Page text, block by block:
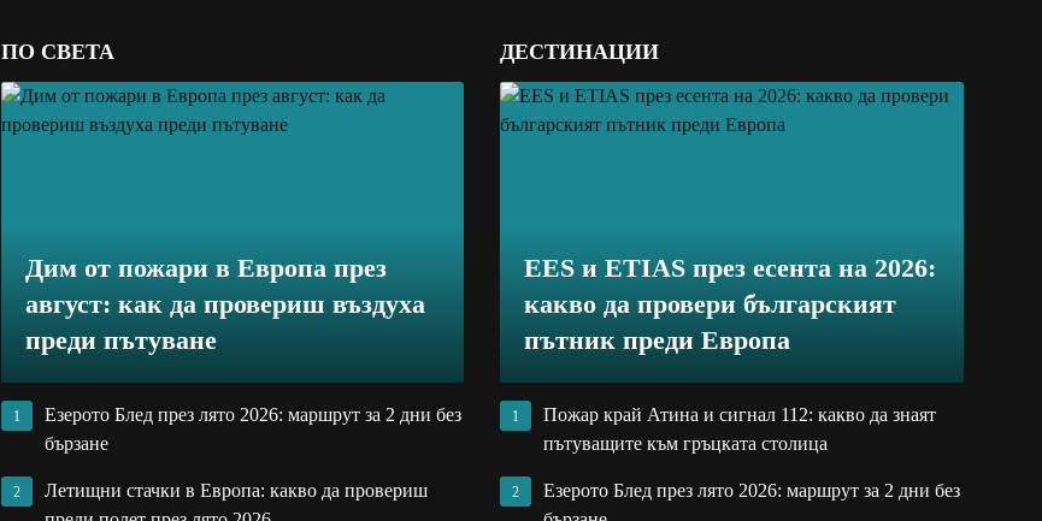
ПО СВЕТА
Дим от пожари в Европа през
август: как да провериш въздуха
преди пътуване
1
Езерото Блед през лято 2026: маршрут за 2 дни без
бързане
2
Летищни стачки в Европа: какво да провериш
ДЕСТИНАЦИИ
EES и ETIAS през есента на 2026:
какво да провери българският
пътник преди Европа
1
Пожар край Атина и сигнал 112: какво да знаят
пътуващите към гръцката столица
2
Езерото Блед през лято 2026: маршрут за 2 дни без